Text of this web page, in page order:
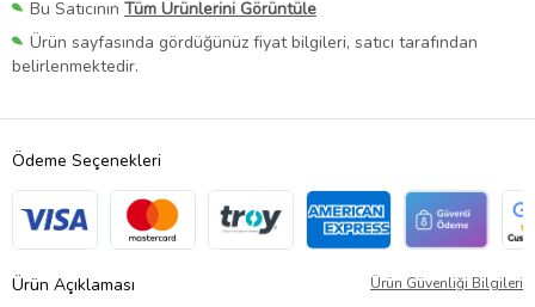
Bu Satıcının Tüm Ürünlerini Görüntüle
Ürün sayfasında gördüğünüz fiyat bilgileri, satıcı tarafından
belirlenmektedir.
Ödeme Seçenekleri
Ürün Açıklaması Ürün Güvenliği Bilgileri